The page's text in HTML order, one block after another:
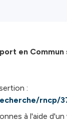
en
:
rncp/
à l'aide